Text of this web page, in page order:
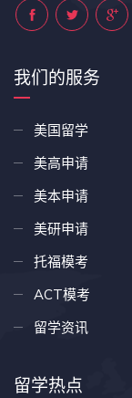
我们的服务
美国留学
美高申请
美本申请
美研申请
托福模考
ACT模考
留学资讯
留学热点